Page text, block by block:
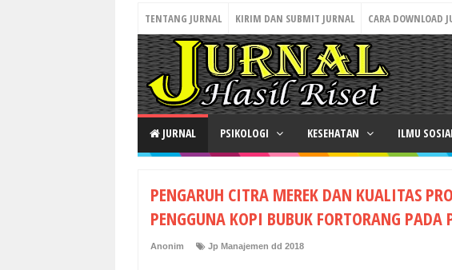
TENTANG JURNAL KIRIM DAN SUBMIT JURNAL CARA DOWNLOAD
JURNAL PSIKOLOGI KESEHATAN ILMU
PENGARUH CITRA MEREK DAN KUALITAS
PENGGUNA KOPI BUBUK FORTORANG
Anonim Jp Manajemen dd 2018